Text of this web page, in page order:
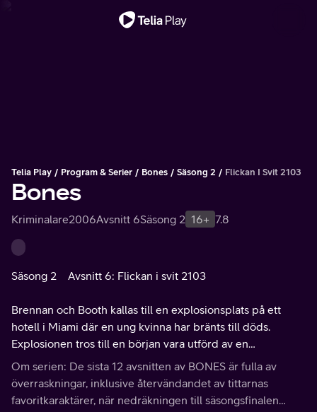
Telia Play Program & Serier Bones Säsong 2 Flickan I Svit 2103
Bones
Kriminalare2006Avsnitt 6Säsong 2 16+ 7.8
Säsong 2 Avsnitt 6: Flickan i svit 2103
Brennan och Booth kallas till en explosionsplats på ett
hotell i Miami där en ung kvinna har bränts till döds.
Explosionen tros till en början vara utförd av en
colombiansk drogkartell med avsikt att döda domare
Dolores Ramos.
Om serien: De sista 12 avsnitten av BONES är fulla av
överraskningar, inklusive återvändandet av tittarnas
favoritkaraktärer, när nedräkningen till säsongsfinalen